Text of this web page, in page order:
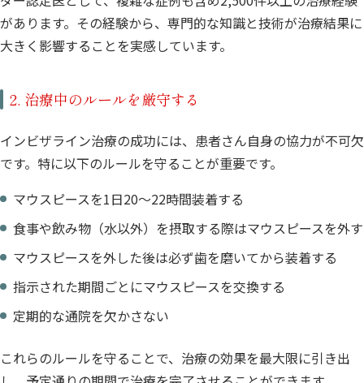
があります。その経験から、専門的な知識と技術が治療結果に
大きく影響することを実感しています。
2. 治療中のルールを厳守する
インビザライン治療の成功には、患者さん自身の協力が不可欠
です。特に以下のルールを守ることが重要です。
マウスピースを1日20〜22時間装着する
食事や飲み物（水以外）を摂取する際はマウスピースを外す
マウスピースを外した後は必ず歯を磨いてから装着する
指示された期間ごとにマウスピースを交換する
定期的な通院を欠かさない
これらのルールを守ることで、治療の効果を最大限に引き出